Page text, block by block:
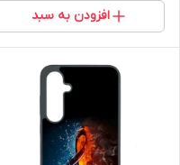
افزودن به سبد